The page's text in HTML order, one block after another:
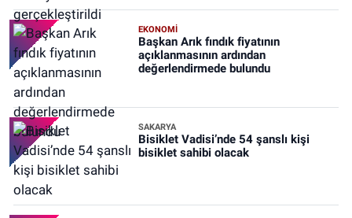
EKONOMİ
Başkan Arık fındık fiyatının
açıklanmasının ardından
değerlendirmede bulundu
SAKARYA
Bisiklet Vadisi’nde 54 şanslı kişi
bisiklet sahibi olacak